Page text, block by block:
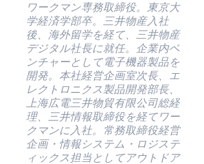
ワークマン専務取締役。東京大
学経済学部卒。三井物産入社
後、海外留学を経て、三井物産
デジタル社長に就任。企業内ベ
ンチャーとして電子機器製品を
開発。本社経営企画室次長、エ
レクトロニクス製品開発部長、
上海広電三井物貿有限公司総経
理、三井情報取締役を経てワー
クマンに入社。常務取締役経営
企画・情報システム・ロジステ
ィックス担当としてアウトドア